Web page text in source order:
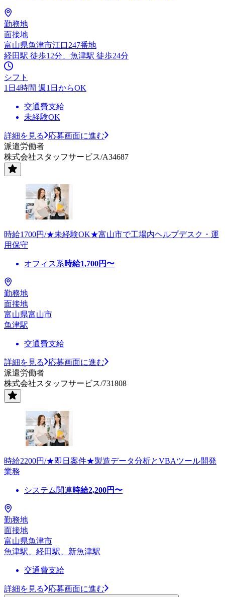
勤務地
面接地
富山県魚津市江口247番地
経田駅 徒歩12分、魚津駅 徒歩24分
シフト
1日4時間 週1日からOK
交通費支給
未経験OK
詳細を見る
応募画面に進む
派遣労働者
株式会社スタッフサービス/A34687
時給1700円/★未経験OK★富山市で工場内ヘルプデスク・運
用保守
オフィス系時給1,700円〜
勤務地
面接地
富山県富山市
魚津駅
交通費支給
詳細を見る
応募画面に進む
派遣労働者
株式会社スタッフサービス/731808
時給2200円/★即日案件★製造データ分析とVBAツール開発
業務
システム関連時給2,200円〜
勤務地
面接地
富山県魚津市
魚津駅、経田駅、新魚津駅
交通費支給
詳細を見る 応募画面に進む